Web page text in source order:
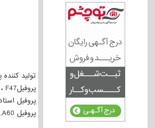
تولید
پروفیلF47 ، پروفیلUH36 و پروفیلL25 جهت زیرسازی سقف کاذب
پروفیل استاد و رانر در
پروفیل M80 ,M110 ,V80 ,A60 زیرسازی سمنت برد